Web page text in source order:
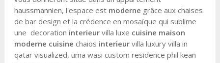
haussmannien, l'espace est moderne grâce aux chaises
de bar design et la crédence en mosaïque qui sublime
une decoration interieurvilla luxe cuisine maison
moderne cuisine chaios interieurvilla luxury villa in
qatar visualized, uma wasi custom residence phil kean